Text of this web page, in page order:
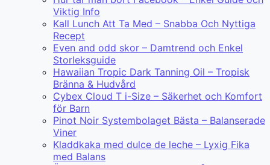
Viktig Info
Kall Lunch Att Ta Med – Snabba Och Nyttiga
Recept
Even and odd skor – Damtrend och Enkel
Storleksguide
Hawaiian Tropic Dark Tanning Oil – Tropisk
Bränna & Hudvård
Cybex Cloud T i-Size – Säkerhet och Komfort
för Barn
Pinot Noir Systembolaget Bästa – Balanserade
Viner
Kladdkaka med dulce de leche – Lyxig Fika
med Balans